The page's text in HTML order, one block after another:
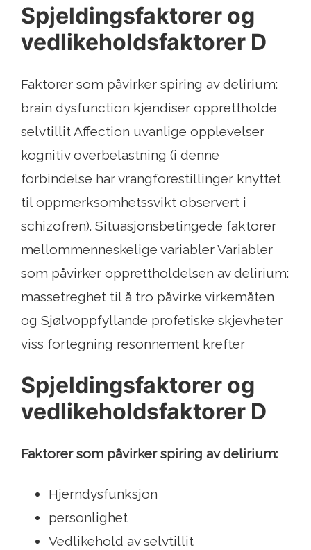
Spjeldingsfaktorer og
vedlikeholdsfaktorer D
Faktorer som påvirker spiring av delirium:
brain dysfunction kjendiser opprettholde
selvtillit Affection uvanlige opplevelser
kognitiv overbelastning (i denne
forbindelse har vrangforestillinger knyttet
til oppmerksomhetssvikt observert i
schizofren). Situasjonsbetingede faktorer
mellommenneskelige variabler Variabler
som påvirker opprettholdelsen av delirium:
massetreghet til å tro påvirke virkemåten
og Sjølvoppfyllande profetiske skjevheter
viss fortegning resonnement krefter
Spjeldingsfaktorer og
vedlikeholdsfaktorer D
Faktorer som påvirker spiring av delirium:
Hjerndysfunksjon
personlighet
Vedlikehold av selvtillit